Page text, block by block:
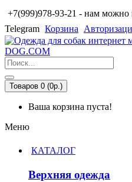
+7(999)978-93-21 - нам можно
Telegram Корзина
Товаров 0 (0р.)
Ваша корзина пуста!
Меню
КАТАЛОГ
Верхняя одежда